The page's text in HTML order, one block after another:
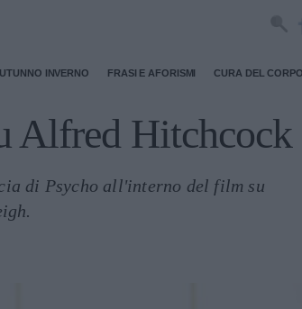
INVERNO FRASI E AFORISMI CURA DEL CORPO
Alfred Hitchcock
di Psycho all'interno del film su